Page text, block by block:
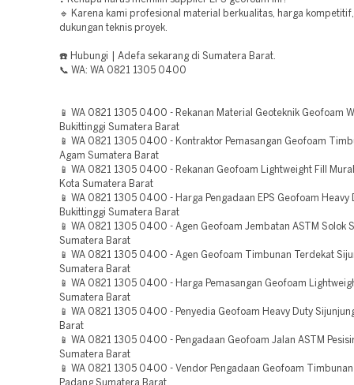
🔹 Karena kami profesional material berkualitas, harga
dukungan teknis proyek.
☎️ Hubungi | Adefa sekarang di Sumatera Barat.
📞 WA: WA 0821 1305 0400
📱 WA 0821 1305 0400 - Rekanan Material Geoteknik Geofoam
Bukittinggi Sumatera Barat
📱 WA 0821 1305 0400 - Kontraktor Pemasangan Geofoam
Agam Sumatera Barat
📱 WA 0821 1305 0400 - Rekanan Geofoam Lightweight Fill
Kota Sumatera Barat
📱 WA 0821 1305 0400 - Harga Pengadaan EPS Geofoam Heavy
Bukittinggi Sumatera Barat
📱 WA 0821 1305 0400 - Agen Geofoam Jembatan ASTM Solok
Sumatera Barat
📱 WA 0821 1305 0400 - Agen Geofoam Timbunan Terdekat
Sumatera Barat
📱 WA 0821 1305 0400 - Harga Pemasangan Geofoam
Sumatera Barat
📱 WA 0821 1305 0400 - Penyedia Geofoam Heavy Duty
Barat
📱 WA 0821 1305 0400 - Pengadaan Geofoam Jalan ASTM
Sumatera Barat
📱 WA 0821 1305 0400 - Vendor Pengadaan Geofoam Timbunan
Padang Sumatera Barat